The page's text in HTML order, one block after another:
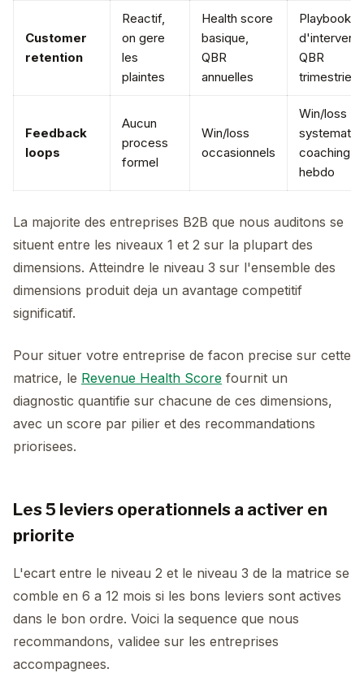
Customer
retention
Reactif,
on gere
les
plaintes
Health score
basique,
QBR
annuelles
Playbooks
QBR
Feedback
loops
Aucun
process
formel
Win/loss
occasionnels
Win/loss
coaching
hebdo
La majorite des entreprises B2B que nous auditons se
situent entre les niveaux 1 et 2 sur la plupart des
dimensions. Atteindre le niveau 3 sur l'ensemble des
dimensions produit deja un avantage competitif
significatif.
Pour situer votre entreprise de facon precise sur cette
matrice, le Revenue Health Score fournit un
diagnostic quantifie sur chacune de ces dimensions,
avec un score par pilier et des recommandations
priorisees.
Les 5 leviers operationnels a activer en
priorite
L'ecart entre le niveau 2 et le niveau 3 de la matrice se
comble en 6 a 12 mois si les bons leviers sont actives
dans le bon ordre. Voici la sequence que nous
recommandons, validee sur les entreprises
accompagnees.